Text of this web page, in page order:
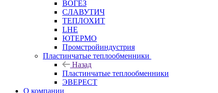
ВОГЕЗ
СЛАВУТИЧ
ТЕПЛОХИТ
LHE
ЮТЕРМО
Промстройиндустрия
Пластинчатые теплообменники
Назад
Пластинчатые теплообменники
ЭВЕРЕСТ
О компании